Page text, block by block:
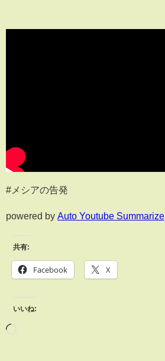
#メシアの告発
powered by Auto Youtube Summarize
共有:
Facebook X
いいね: